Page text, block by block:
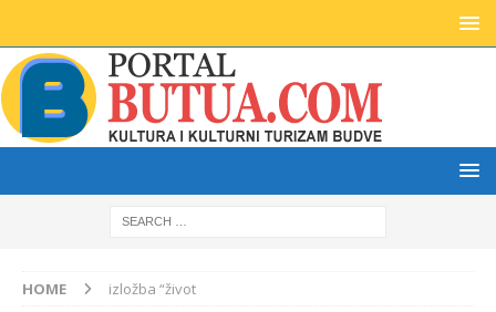
HOME izložba “život